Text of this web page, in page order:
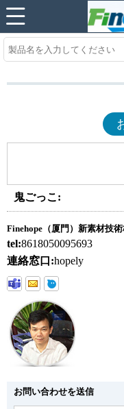
鬼ごっこ:
Finehope（厦門）新素材技
tel:8618050095693
連絡窓口:hopely
お問い合わせを送信